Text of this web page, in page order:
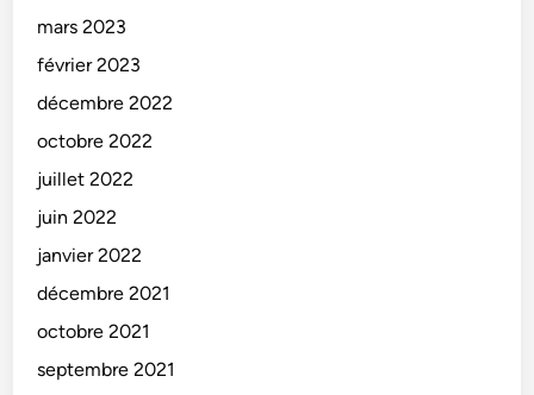
mars 2023
février 2023
décembre 2022
octobre 2022
juillet 2022
juin 2022
janvier 2022
décembre 2021
octobre 2021
septembre 2021